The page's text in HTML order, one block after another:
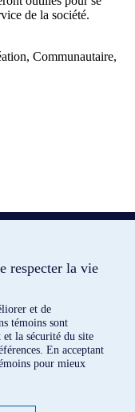
de la société.
Communautaire,
et significatif.
chaque mois à votre
respecter la vie
et de
témoins sont
la sécurité du site
En acceptant
pour mieux
respecter la vie
et de
témoins sont
la sécurité du site
En acceptant
pour mieux